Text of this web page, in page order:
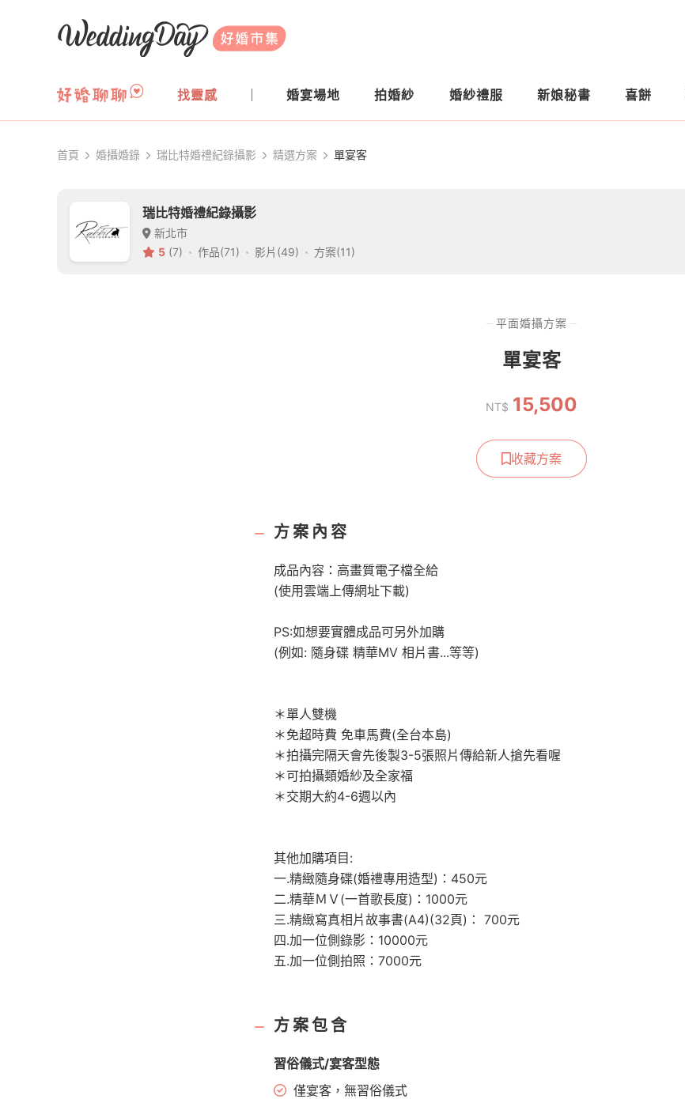
WeddingDay 好婚市集
找靈感 婚宴場地 拍婚紗 婚紗禮服 新娘秘書 喜餅
首頁 婚攝婚錄 瑞比特婚禮紀錄攝影 精選方案 單宴客
瑞比特婚禮紀錄攝影
新北市
5 (7) 作品(71) 影片(49) 方案(11)
平面婚攝方案
單宴客
NT$ 15,500
收藏方案
方案內容
成品內容：高畫質電子檔全給
(使用雲端上傳網址下載)
​PS:如想要實體成品可另外加購
​(例如: 隨身碟 精華MV 相片書...等等)
＊單人雙機
＊免超時費 免車馬費(全台本島)
＊拍攝完隔天會先後製3-5張照片傳給新人搶先看喔
＊可拍攝類婚紗及全家福
＊交期大約4-6週以內
其他加購項目:
一.精緻隨身碟(婚禮專用造型)：450元
二.精華ＭＶ(一首歌長度)：1000元
三.精緻寫真相片故事書(A4)(32頁)： 700元
四.加一位側錄影：10000元
五.加一位側拍照：7000元​
方案包含
習俗儀式/宴客型態
僅宴客，無習俗儀式